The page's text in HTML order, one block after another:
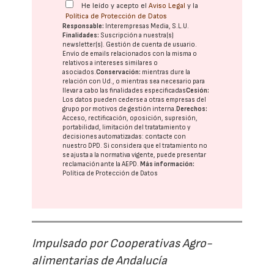
He leído y acepto elAviso Legal y la
Política de Protección de Datos
Responsable: Interempresas Media, S.L.U.
Finalidades: Suscripción a nuestra(s)
newsletter(s). Gestión de cuenta de usuario.
Envío de emails relacionados con la misma o
relativos a intereses similares o
asociados.Conservación: mientras dure la
relación con Ud., o mientras sea necesario para
llevar a cabo las finalidades especificadasCesión:
Los datos pueden cederse a otras empresas del
grupo por motivos de gestión interna.Derechos:
Acceso, rectificación, oposición, supresión,
portabilidad, limitación del tratatamiento y
decisiones automatizadas: contacte con
nuestro DPD. Si considera que el tratamiento no
se ajusta a la normativa vigente, puede presentar
reclamación ante laAEPD.Más información:
Política de Protección de Datos
Impulsado por Cooperativas Agro-
alimentarias de Andalucía